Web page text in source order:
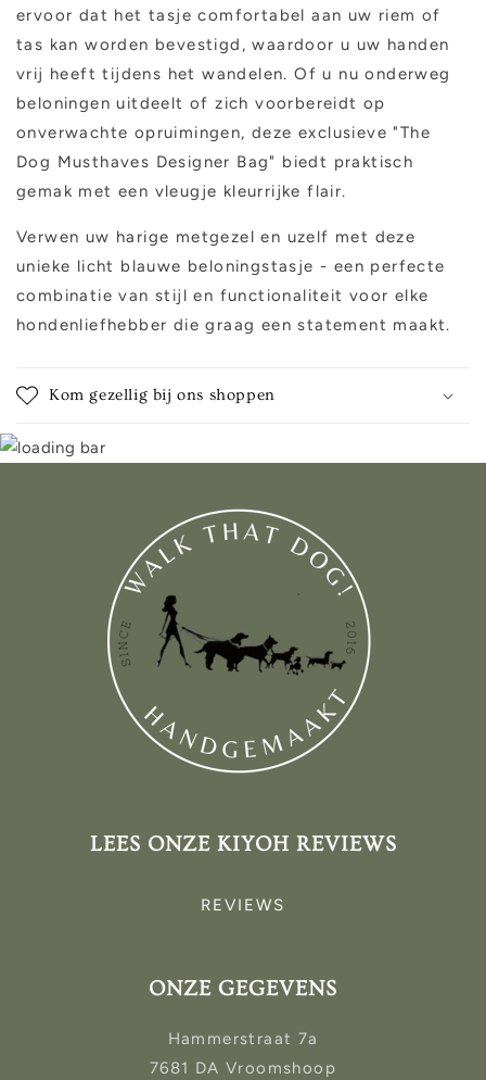
ervoor dat het tasje comfortabel aan uw riem of
tas kan worden bevestigd, waardoor u uw handen
vrij heeft tijdens het wandelen. Of u nu onderweg
beloningen uitdeelt of zich voorbereidt op
onverwachte opruimingen, deze exclusieve "The
Dog Musthaves Designer Bag" biedt praktisch
gemak met een vleugje kleurrijke flair.
Verwen uw harige metgezel en uzelf met deze
unieke licht blauwe beloningstasje - een perfecte
combinatie van stijl en functionaliteit voor elke
hondenliefhebber die graag een statement maakt.
Kom gezellig bij ons shoppen
LEES ONZE KIYOH REVIEWS
REVIEWS
ONZE GEGEVENS
Hammerstraat 7a
7681 DA Vroomshoop